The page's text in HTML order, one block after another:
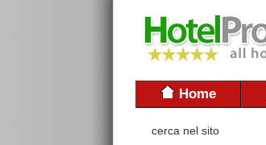
Home
cerca nel sito